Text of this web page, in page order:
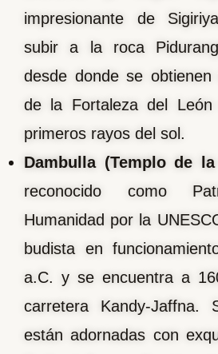
impresionante de
subir a la roca
desde donde se obtienen
de la Fortaleza del
primeros rayos del sol.
Dambulla (Templo de la
reconocido como
Humanidad por la
budista en
a.C. y se encuentra a
carretera Kandy-Jaffna.
están adornadas con